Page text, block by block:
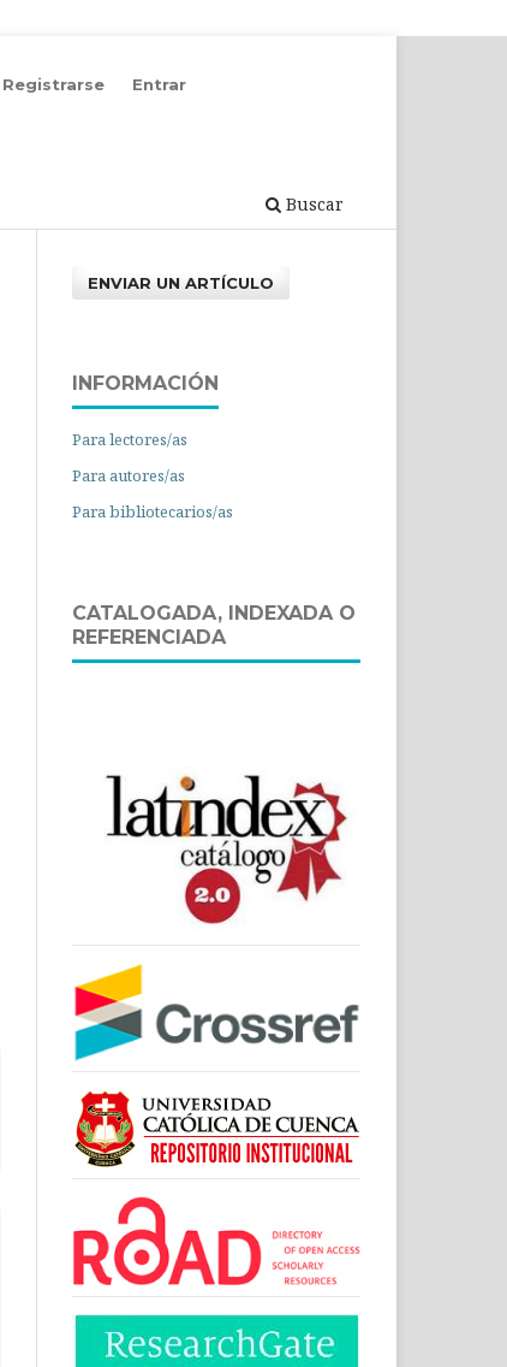
Buscar
Registrarse Entrar
ENVIAR UN ARTÍCULO
INFORMACIÓN
Para lectores/as
Para autores/as
Para bibliotecarios/as
CATALOGADA, INDEXADA O
REFERENCIADA